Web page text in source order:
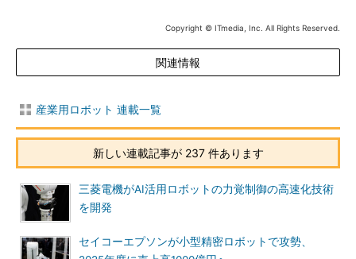
Copyright © ITmedia, Inc. All Rights Reserved.
関連情報
産業用ロボット 連載一覧
新しい連載記事が 237 件あります
三菱電機がAI活用ロボットの力覚制御の高速化技術
を開発
セイコーエプソンが小型精密ロボットで攻勢、